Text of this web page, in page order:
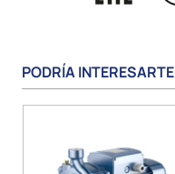
PODRÍA INTERESARTE